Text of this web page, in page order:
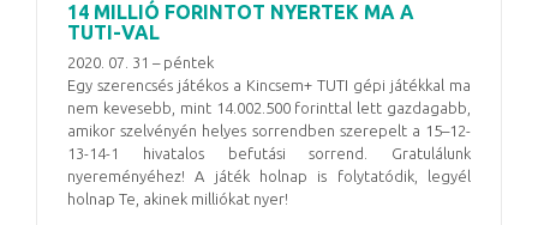
14 MILLIÓ FORINTOT NYERTEK MA A
TUTI-VAL
2020. 07. 31 – péntek
Egy szerencsés játékos a Kincsem+ TUTI gépi játékkal ma
nem kevesebb, mint 14.002.500 forinttal lett gazdagabb,
amikor szelvényén helyes sorrendben szerepelt a 15–12-
13-14-1 hivatalos befutási sorrend. Gratulálunk
nyereményéhez! A játék holnap is folytatódik, legyél
holnap Te, akinek milliókat nyer!